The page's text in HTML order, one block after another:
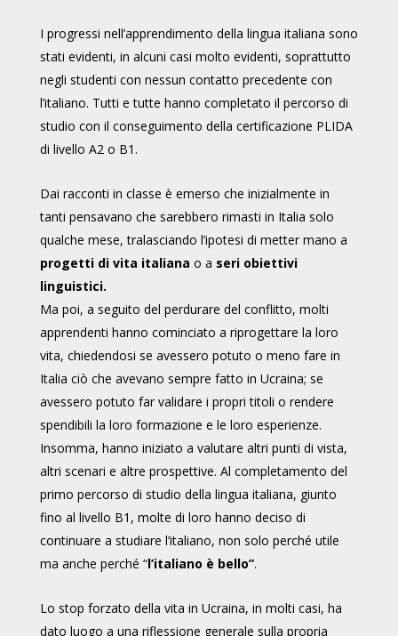
I progressi nell’apprendimento della lingua italiana sono
stati evidenti, in alcuni casi molto evidenti, soprattutto
negli studenti con nessun contatto precedente con
l’italiano. Tutti e tutte hanno completato il percorso di
studio con il conseguimento della certificazione PLIDA
di livello A2 o B1.
Dai racconti in classe è emerso che inizialmente in
tanti pensavano che sarebbero rimasti in Italia solo
qualche mese, tralasciando l’ipotesi di metter mano a
progetti di vita italiana o a seri obiettivi
linguistici.
Ma poi, a seguito del perdurare del conflitto, molti
apprendenti hanno cominciato a riprogettare la loro
vita, chiedendosi se avessero potuto o meno fare in
Italia ciò che avevano sempre fatto in Ucraina; se
avessero potuto far validare i propri titoli o rendere
spendibili la loro formazione e le loro esperienze.
Insomma, hanno iniziato a valutare altri punti di vista,
altri scenari e altre prospettive. Al completamento del
primo percorso di studio della lingua italiana, giunto
fino al livello B1, molte di loro hanno deciso di
continuare a studiare l’italiano, non solo perché utile
ma anche perché “l’italiano è bello”.
Lo stop forzato della vita in Ucraina, in molti casi, ha
dato luogo a una riflessione generale sulla propria